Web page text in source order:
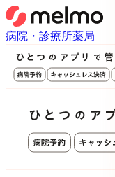
病院・診療所薬局